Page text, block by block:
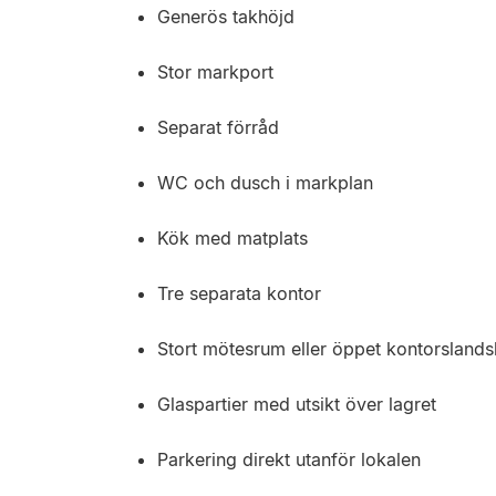
Generös takhöjd
Stor markport
Separat förråd
WC och dusch i markplan
Kök med matplats
Tre separata kontor
Stort mötesrum eller öppet
Glaspartier med utsikt över lagret
Parkering direkt utanför lokalen